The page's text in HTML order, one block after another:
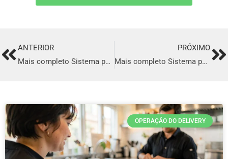
PrevANTERIOR
Mais completo Sistema para Delivery em Bragança Paulista
PRÓXIMO
Mais completo Sistema para Delivery em Camaragibe
OPERAÇÃO DO DELIVERY